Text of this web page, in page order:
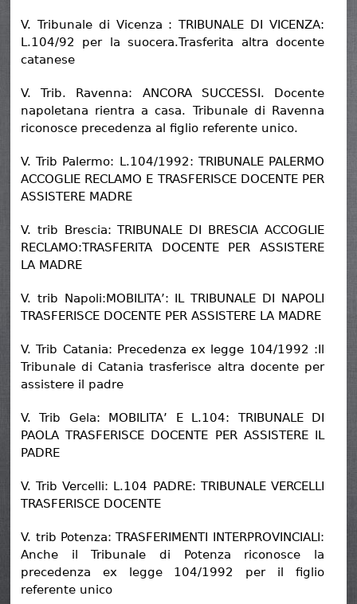
V. Tribunale di Vicenza : TRIBUNALE DI VICENZA:
L.104/92 per la suocera.Trasferita altra docente
catanese
V. Trib. Ravenna: ANCORA SUCCESSI. Docente
napoletana rientra a casa. Tribunale di Ravenna
riconosce precedenza al figlio referente unico.
V. Trib Palermo: L.104/1992: TRIBUNALE PALERMO
ACCOGLIE RECLAMO E TRASFERISCE DOCENTE PER
ASSISTERE MADRE
V. trib Brescia: TRIBUNALE DI BRESCIA ACCOGLIE
RECLAMO:TRASFERITA DOCENTE PER ASSISTERE
LA MADRE
V. trib Napoli:MOBILITA’: IL TRIBUNALE DI NAPOLI
TRASFERISCE DOCENTE PER ASSISTERE LA MADRE
V. Trib Catania: Precedenza ex legge 104/1992 :Il
Tribunale di Catania trasferisce altra docente per
assistere il padre
V. Trib Gela: MOBILITA’ E L.104: TRIBUNALE DI
PAOLA TRASFERISCE DOCENTE PER ASSISTERE IL
PADRE
V. Trib Vercelli: L.104 PADRE: TRIBUNALE VERCELLI
TRASFERISCE DOCENTE
V. trib Potenza: TRASFERIMENTI INTERPROVINCIALI:
Anche il Tribunale di Potenza riconosce la
precedenza ex legge 104/1992 per il figlio
referente unico